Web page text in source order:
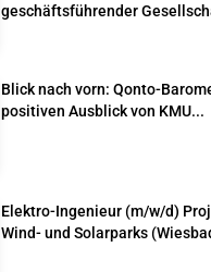
geschäftsführender
Blick nach vorn: Qonto-
positiven Ausblick von KMU...
Elektro-Ingenieur (m/w/d)
Wind- und Solarparks